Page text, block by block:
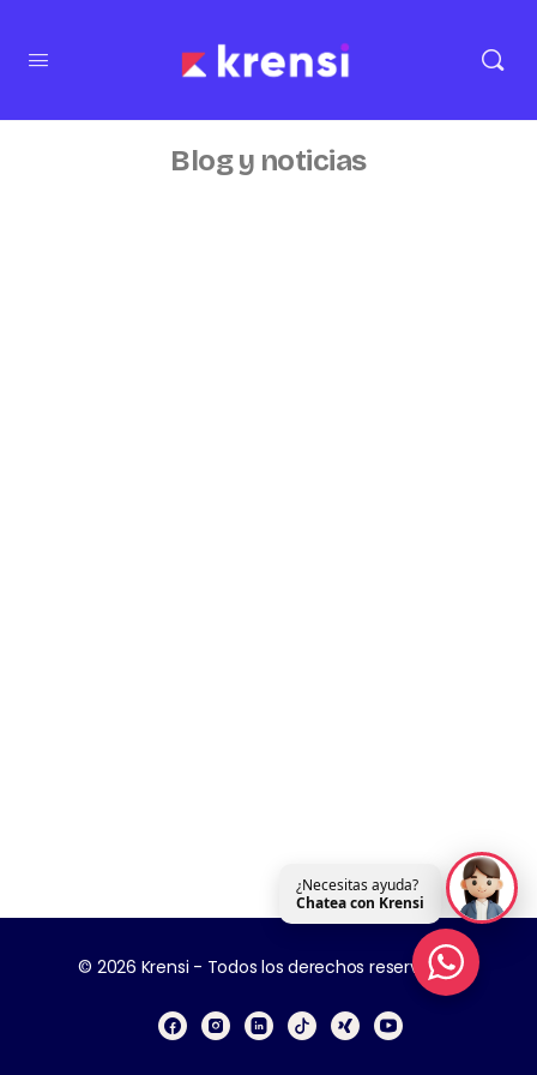
Blog y noticias
© 2026 Krensi - Todos los derechos reservados
¿Necesitas ayuda?
Chatea con Krensi